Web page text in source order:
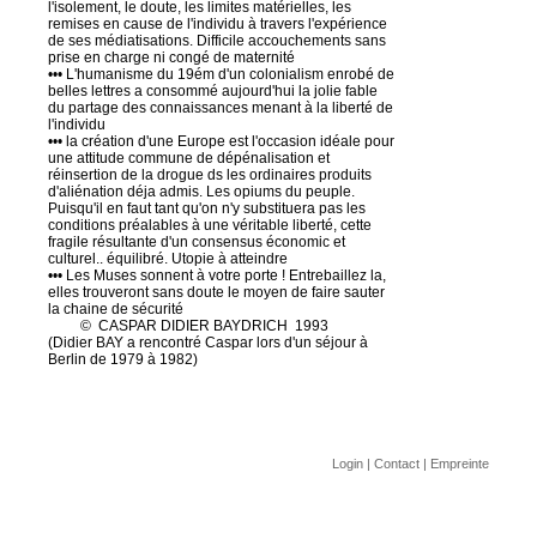
l'isolement, le doute, les limites matérielles, les
remises en cause de l'individu à travers l'expérience
de ses médiatisations. Difficile accouchements sans
prise en charge ni congé de maternité
••• L'humanisme du 19ém d'un colonialism enrobé de
belles lettres a consommé aujourd'hui la jolie fable
du partage des connaissances menant à la liberté de
l'individu
••• la création d'une Europe est l'occasion idéale pour
une attitude commune de dépénalisation et
réinsertion de la drogue ds les ordinaires produits
d'aliénation déja admis. Les opiums du peuple.
Puisqu'il en faut tant qu'on n'y substituera pas les
conditions préalables à une véritable liberté, cette
fragile résultante d'un consensus économic et
culturel.. équilibré. Utopie à atteindre
••• Les Muses sonnent à votre porte ! Entrebaillez la,
elles trouveront sans doute le moyen de faire sauter
la chaine de sécurité
© CASPAR DIDIER BAYDRICH 1993
(Didier BAY a rencontré Caspar lors d'un séjour à
Berlin de 1979 à 1982)
Login | Contact | Empreinte